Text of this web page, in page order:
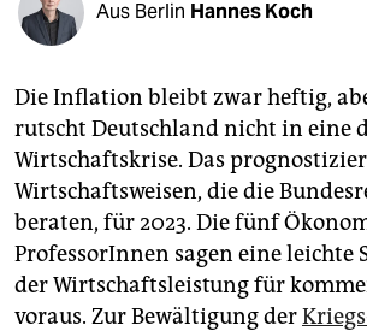
unterstützen
genossenschaft
epaper login
Aus Berlin Hannes Koch
Die Inflation bleibt zwar heftig,
rutscht Deutschland nicht in eine
Wirtschaftskrise. Das
Wirtschaftsweisen, die die
beraten, für 2023. Die fünf
ProfessorInnen sagen eine leichte
der Wirtschaftsleistung für
voraus. Zur Bewältigung der